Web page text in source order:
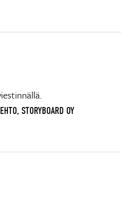
STORYBOARD OY